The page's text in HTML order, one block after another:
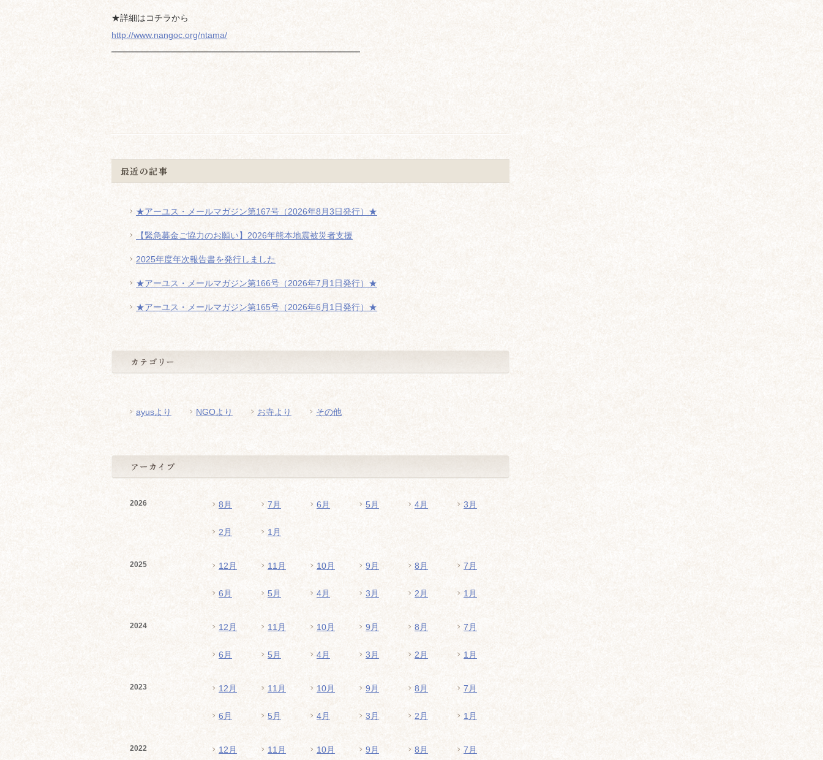
★詳細はコチラから
http://www.nangoc.org/ntama/
━━━━━━━━━━━━━━━━━━━━━━━━━━━━━
最近の記事
★アーユス・メールマガジン第167号（2026年8月3日発行）★
【緊急募金ご協力のお願い】2026年熊本地震被災者支援
2025年度年次報告書を発行しました
★アーユス・メールマガジン第166号（2026年7月1日発行）★
★アーユス・メールマガジン第165号（2026年6月1日発行）★
ayusより NGOより お寺より その他
2026 8月 7月 6月 5月 4月 3月
2月 1月
2025 12月 11月 10月 9月 8月 7月
6月 5月 4月 3月 2月 1月
2024 12月 11月 10月 9月 8月 7月
6月 5月 4月 3月 2月 1月
2023 12月 11月 10月 9月 8月 7月
6月 5月 4月 3月 2月 1月
2022 12月 11月 10月 9月 8月 7月